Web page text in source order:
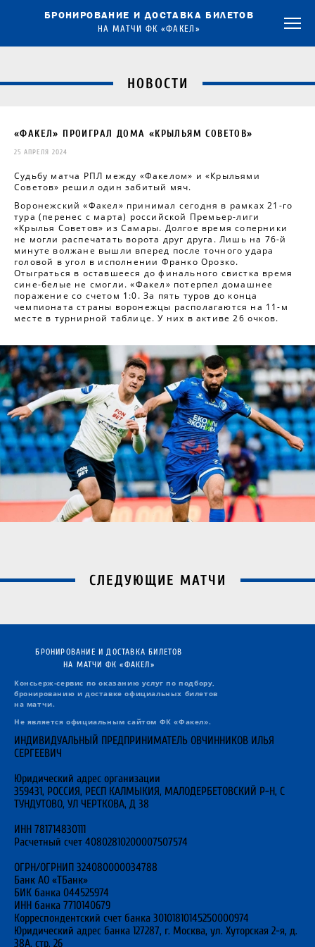
БРОНИРОВАНИЕ И ДОСТАВКА БИЛЕТОВ
НА МАТЧИ ФК «ФАКЕЛ»
НОВОСТИ
«ФАКЕЛ» ПРОИГРАЛ ДОМА «КРЫЛЬЯМ СОВЕТОВ»
25 АПРЕЛЯ 2024
Судьбу матча РПЛ между «Факелом» и «Крыльями
Советов» решил один забитый мяч.
Воронежский «Факел» принимал сегодня в рамках 21-го
тура (перенес с марта) российской Премьер-лиги
«Крылья Советов» из Самары. Долгое время соперники
не могли распечатать ворота друг друга. Лишь на 76-й
минуте волжане вышли вперед после точного удара
головой в угол в исполнении Франко Орозко.
Отыграться в оставшееся до финального свистка время
сине-белые не смогли. «Факел» потерпел домашнее
поражение со счетом 1:0. За пять туров до конца
чемпионата страны воронежцы располагаются на 11-м
месте в турнирной таблице. У них в активе 26 очков.
СЛЕДУЮЩИЕ МАТЧИ
БРОНИРОВАНИЕ И ДОСТАВКА БИЛЕТОВ
НА МАТЧИ ФК «ФАКЕЛ»
Консьерж-сервис по оказанию услуг по подбору,
бронированию и доставке официальных билетов
на матчи.
Не является официальным сайтом ФК «Факел».
ИНДИВИДУАЛЬНЫЙ ПРЕДПРИНИМАТЕЛЬ ОВЧИННИКОВ ИЛЬЯ
СЕРГЕЕВИЧ
Юридический адрес организации
359431, РОССИЯ, РЕСП КАЛМЫКИЯ, МАЛОДЕРБЕТОВСКИЙ Р-Н, С
ТУНДУТОВО, УЛ ЧЕРТКОВА, Д 38
ИНН 781714830111
Расчетный счет 40802810200007507574
ОГРН/ОГРНИП 324080000034788
Банк АО «ТБанк»
БИК банка 044525974
ИНН банка 7710140679
Корреспондентский счет банка 30101810145250000974
Юридический адрес банка 127287, г. Москва, ул. Хуторская 2-я, д.
38А, стр. 26